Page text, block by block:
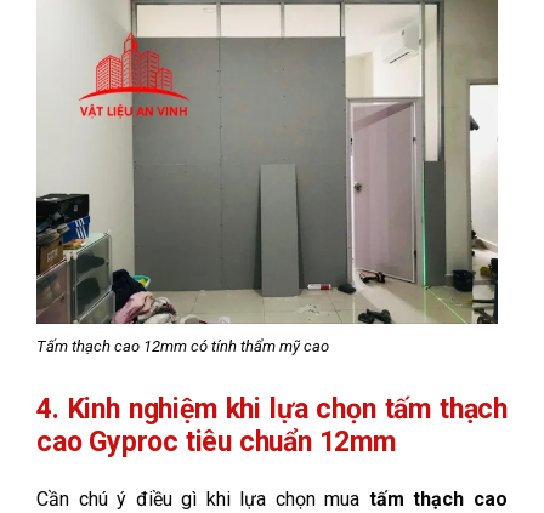
Tấm thạch cao 12mm có tính thẩm mỹ cao
4. Kinh nghiệm khi lựa chọn tấm thạch
cao Gyproc tiêu chuẩn 12mm
Cần chú ý điều gì khi lựa chọn mua tấm thạch cao